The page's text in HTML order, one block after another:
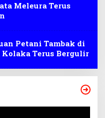
Meleura Terus
Petani Tambak di
Kolaka Terus Bergulir